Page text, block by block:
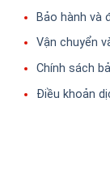
Bảo hành và
Vận chuyển
Chính sách
Điều khoản